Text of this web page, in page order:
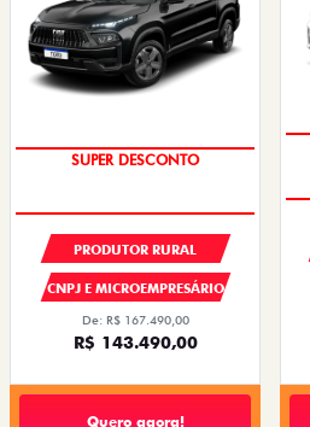
SUPER DESCONTO
PRODUTOR RURAL
CNPJ E MICROEMPRESÁRIO
De: R$ 167.490,00
R$ 143.490,00
Quero agora!